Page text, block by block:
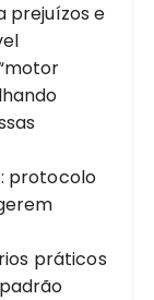
prejuízos e
protocolo
práticos